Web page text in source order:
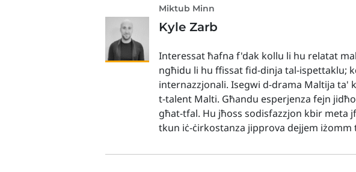
Miktub Minn
Kyle Zarb
Interessat ħafna f'dak kollu li hu relatat
ngħidu li hu ffissat fid-dinja tal-ispettaklu;
internazzjonali. Isegwi d-drama Maltija ta'
t-talent Malti. Għandu esperjenza fejn
għat-tfal. Hu jħoss sodisfazzjon kbir meta
tkun iċ-ċirkostanza jipprova dejjem